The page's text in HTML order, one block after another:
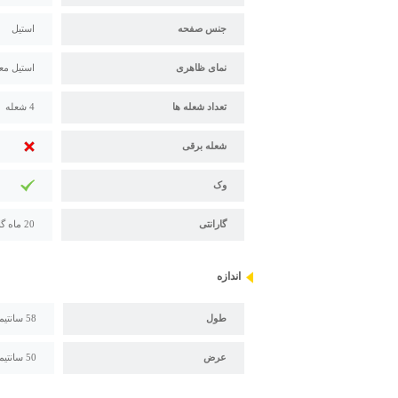
جنس صفحه استیل
نمای ظاهری استیل
تعداد شعله ها 4 شعله
شعله برقی
وک
گارانتی 20 ماه گارانتی اخوان
اندازه
طول 58 سانتیمتر
عرض 50 سانتیمتر